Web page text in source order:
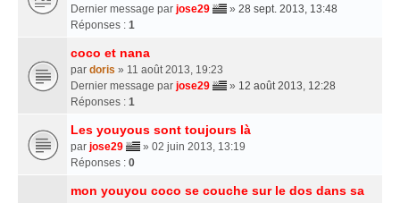
Dernier message par jose29 » 28 sept. 2013, 13:48
Réponses : 1
coco et nana
par doris » 11 août 2013, 19:23
Dernier message par jose29 » 12 août 2013, 12:28
Réponses : 1
Les youyous sont toujours là
par jose29
» 02 juin 2013, 13:19
Réponses : 0
mon youyou coco se couche sur le dos dans sa